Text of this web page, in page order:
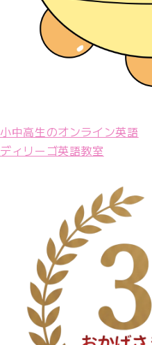
小中高生のオンライン英語
ディリーゴ英語教室